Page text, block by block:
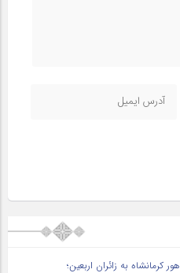
کرمانشاه به زائران اربعین؛